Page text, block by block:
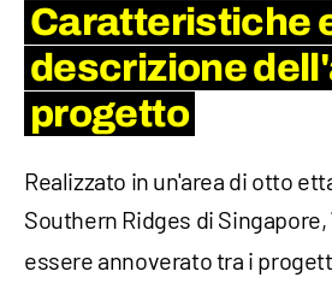
Caratteristiche
descrizione
progetto
Realizzato in un'area di otto
Southern Ridges di Singapore,
essere annoverato tra i